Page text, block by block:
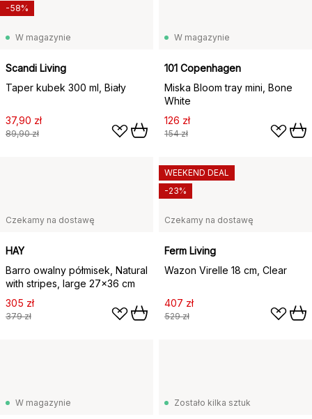
W magazynie
Scandi Living
Taper kubek 300 ml, Biały
37,90 zł
89,90 zł
-58%
W magazynie
101 Copenhagen
Miska Bloom tray mini, Bone
White
126 zł
154 zł
Czekamy na dostawę
HAY
Barro owalny półmisek, Natural
with stripes, large 27x36 cm
305 zł
379 zł
Czekamy na dostawę
Ferm Living
Wazon Virelle 18 cm, Clear
407 zł
529 zł
WEEKEND DEAL
-23%
W magazynie Zostało kilka sztuk